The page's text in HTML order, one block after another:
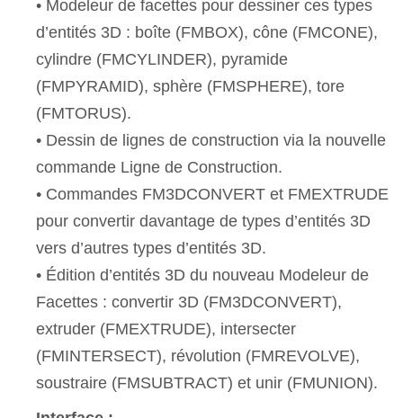
• Modeleur de facettes pour dessiner ces types
d’entités 3D : boîte (FMBOX), cône (FMCONE),
cylindre (FMCYLINDER), pyramide
(FMPYRAMID), sphère (FMSPHERE), tore
(FMTORUS).
• Dessin de lignes de construction via la nouvelle
commande Ligne de Construction.
• Commandes FM3DCONVERT et FMEXTRUDE
pour convertir davantage de types d’entités 3D
vers d’autres types d’entités 3D.
• Édition d’entités 3D du nouveau Modeleur de
Facettes : convertir 3D (FM3DCONVERT),
extruder (FMEXTRUDE), intersecter
(FMINTERSECT), révolution (FMREVOLVE),
soustraire (FMSUBTRACT) et unir (FMUNION).